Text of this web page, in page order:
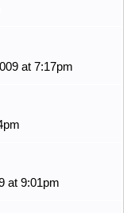
at 7:17pm
at 9:01pm